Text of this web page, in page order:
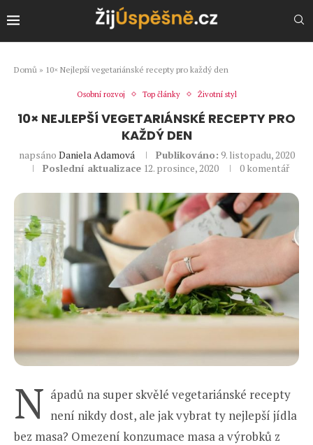
Domů » 10× Nejlepší vegetariánské recepty pro každý den
Osobní rozvoj Top články Životní styl
10× NEJLEPŠÍ VEGETARIÁNSKÉ RECEPTY PRO
KAŽDÝ DEN
napsáno Daniela Adamová Publikováno: 9. listopadu, 2020
Poslední aktualizace 12. prosince, 2020 0 komentář
N ápadů na super skvělé vegetariánské recepty
není nikdy dost, ale jak vybrat ty nejlepší jídla
bez masa? Omezení konzumace masa a výrobků z